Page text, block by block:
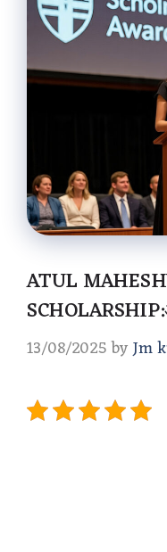
ATUL
13/08/2025 byJm